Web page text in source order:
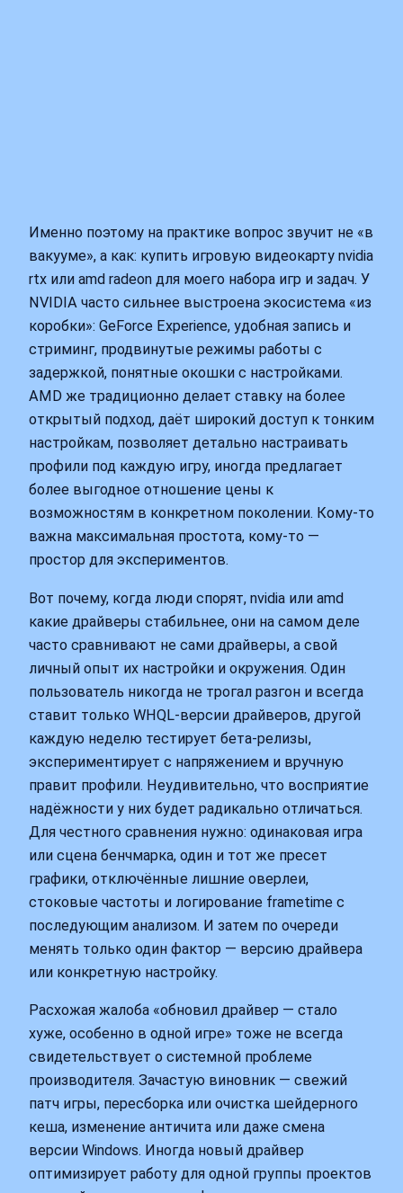
Именно поэтому на практике вопрос звучит не «в
вакууме», а как: купить игровую видеокарту nvidia
rtx или amd radeon для моего набора игр и задач. У
NVIDIA часто сильнее выстроена экосистема «из
коробки»: GeForce Experience, удобная запись и
стриминг, продвинутые режимы работы с
задержкой, понятные окошки с настройками.
AMD же традиционно делает ставку на более
открытый подход, даёт широкий доступ к тонким
настройкам, позволяет детально настраивать
профили под каждую игру, иногда предлагает
более выгодное отношение цены к
возможностям в конкретном поколении. Кому‑то
важна максимальная простота, кому‑то —
простор для экспериментов.
Вот почему, когда люди спорят, nvidia или amd
какие драйверы стабильнее, они на самом деле
часто сравнивают не сами драйверы, а свой
личный опыт их настройки и окружения. Один
пользователь никогда не трогал разгон и всегда
ставит только WHQL‑версии драйверов, другой
каждую неделю тестирует бета‑релизы,
экспериментирует с напряжением и вручную
правит профили. Неудивительно, что восприятие
надёжности у них будет радикально отличаться.
Для честного сравнения нужно: одинаковая игра
или сцена бенчмарка, один и тот же пресет
графики, отключённые лишние оверлеи,
стоковые частоты и логирование frametime с
последующим анализом. И затем по очереди
менять только один фактор — версию драйвера
или конкретную настройку.
Расхожая жалоба «обновил драйвер — стало
хуже, особенно в одной игре» тоже не всегда
свидетельствует о системной проблеме
производителя. Зачастую виновник — свежий
патч игры, пересборка или очистка шейдерного
кеша, изменение античита или даже смена
версии Windows. Иногда новый драйвер
оптимизирует работу для одной группы проектов